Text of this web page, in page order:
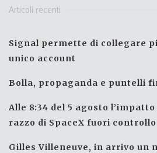
Articoli recenti
Signal permette di collegare
unico account
Bolla, propaganda e puntelli
Alle 8:34 del 5 agosto
razzo di SpaceX fuori controllo
Gilles Villeneuve, in arrivo un